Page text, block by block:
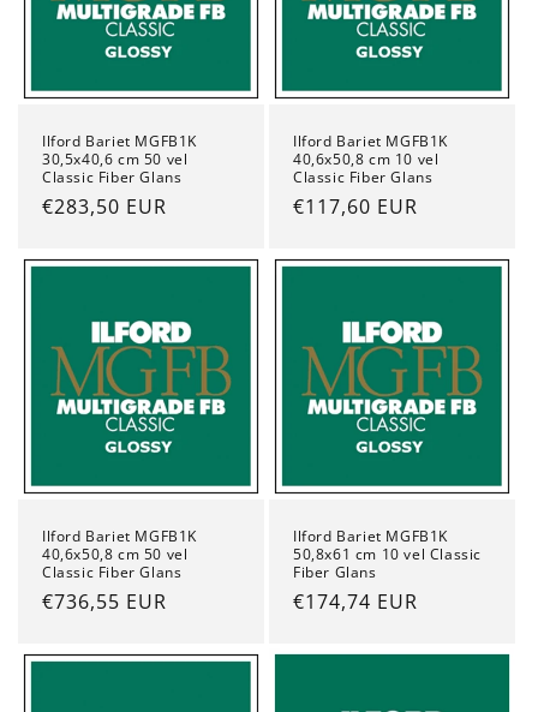
Ilford Bariet MGFB1K
30,5x40,6 cm 50 vel
Classic Fiber Glans
Normale
€283,50 EUR
Ilford Bariet MGFB1K
40,6x50,8 cm 10 vel
Classic Fiber Glans
Normale
€117,60 EUR
Ilford Bariet MGFB1K
40,6x50,8 cm 50 vel
Classic Fiber Glans
Normale
€736,55 EUR
Ilford Bariet MGFB1K
50,8x61 cm 10 vel Classic
Fiber Glans
Normale
€174,74 EUR